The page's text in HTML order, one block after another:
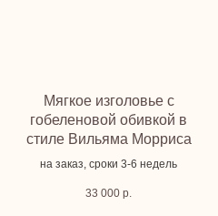
Мягкое изголовье с
гобеленовой обивкой в
стиле Вильяма Морриса
на заказ, сроки 3-6 недель
33 000 р.